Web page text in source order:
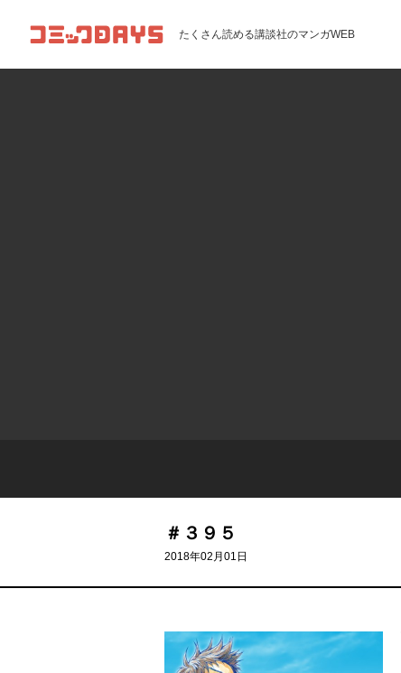
コミックDAYS たくさん読める講談社のマンガWEB
＃３９５
2018年02月01日